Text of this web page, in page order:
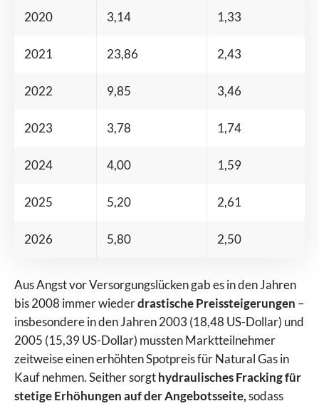
2020 3,14 1,33
2021 23,86 2,43
2022 9,85 3,46
2023 3,78 1,74
2024 4,00 1,59
2025 5,20 2,61
2026 5,80 2,50
Aus Angst vor Versorgungslücken gab es in den Jahren
bis 2008 immer wiederdrastische Preissteigerungen –
insbesondere in den Jahren 2003 (18,48 US-Dollar) und
2005 (15,39 US-Dollar) mussten Marktteilnehmer
zeitweise einen erhöhten Spotpreis für Natural Gas in
Kauf nehmen. Seither sorgthydraulisches Fracking für
stetige Erhöhungen auf der Angebotsseite,sodass